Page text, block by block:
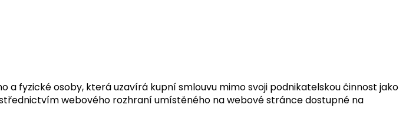
fyzické osoby, která uzavírá kupní smlouvu mimo svoji podnikatelskou činnost jako
webového rozhraní umístěného na webové stránce dostupné na